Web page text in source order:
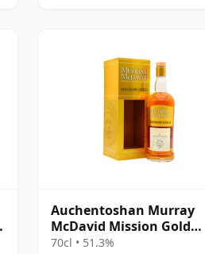
Auchentoshan Murray
McDavid Mission Gold
Series Single Cask 1999 24
70cl • 51.3%